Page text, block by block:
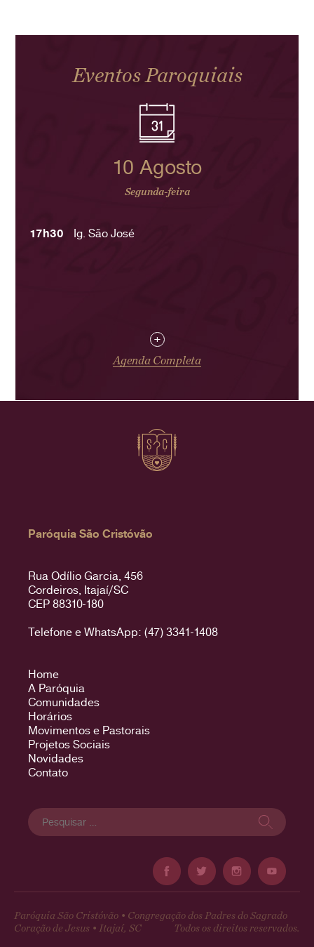
Eventos Paroquiais
10 Agosto
Segunda-feira
17h30 Ig. São José
+
Agenda Completa
Paróquia São Cristóvão
Rua Odílio Garcia, 456
Cordeiros, Itajaí/SC
CEP 88310-180
Telefone e WhatsApp: (47) 3341-1408
Home
A Paróquia
Comunidades
Horários
Movimentos e Pastorais
Projetos Sociais
Novidades
Contato
Pesquisar
por:
Paróquia São Cristóvão • Congregação dos Padres do Sagrado
Coração de Jesus • Itajaí, SC
Todos os direitos reservados.